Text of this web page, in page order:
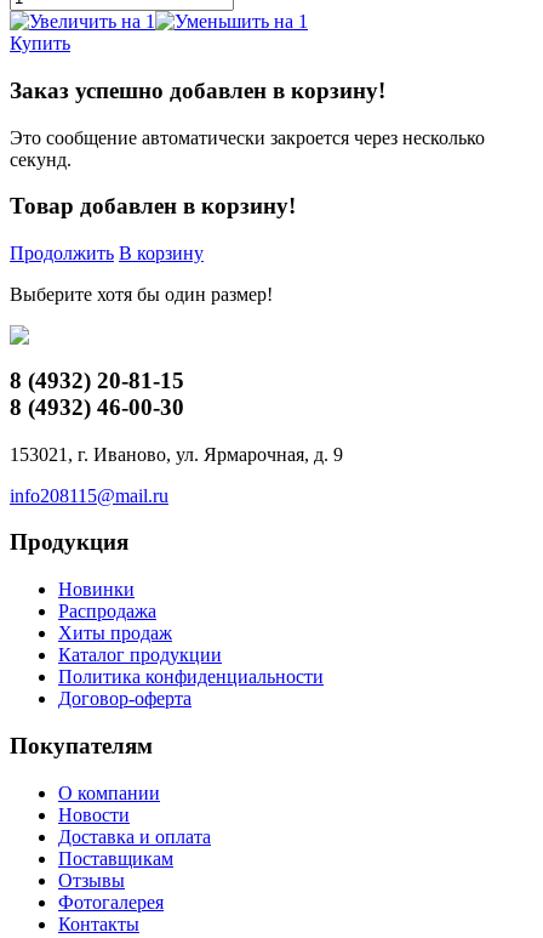
Купить
Заказ успешно добавлен в корзину!
Это сообщение автоматически закроется через несколько
секунд.
Товар добавлен в корзину!
Продолжить В корзину
Выберите хотя бы один размер!
8 (4932) 20-81-15
8 (4932) 46-00-30
153021, г. Иваново, ул. Ярмарочная, д. 9
info208115@mail.ru
Продукция
Новинки
Распродажа
Хиты продаж
Каталог продукции
Политика конфиденциальности
Договор-оферта
Покупателям
О компании
Новости
Доставка и оплата
Поставщикам
Отзывы
Фотогалерея
Контакты